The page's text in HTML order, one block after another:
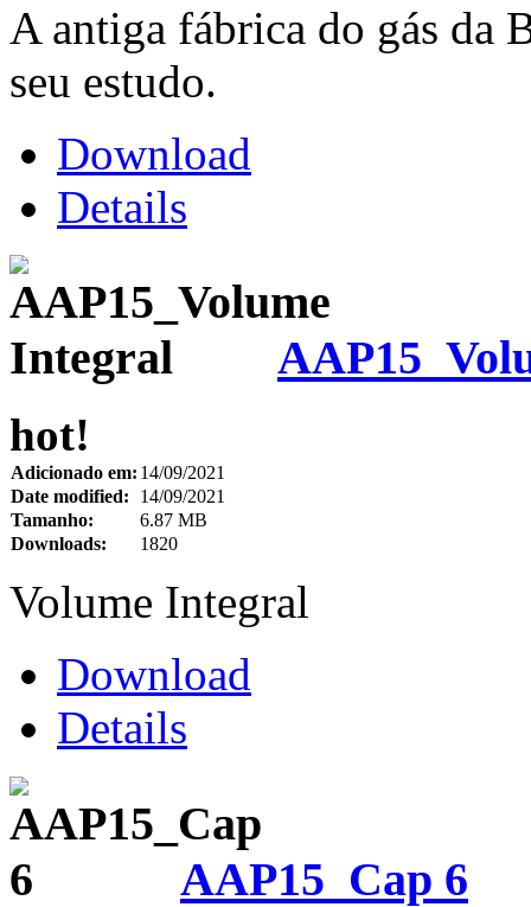
A antiga fábrica do gás da
seu estudo.
Download
Details
hot!
Adicionado em: 14/09/2021
Date modified:
14/09/2021
Tamanho:
6.87 MB
Downloads:
1820
Volume Integral
Download
Details
AAP15_Cap 6